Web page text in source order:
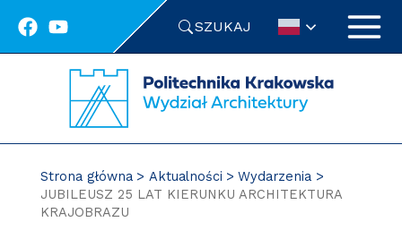
SZUKAJ
Strona główna Aktualności
Wydarzenia
JUBILEUSZ 25 LAT KIERUNKU ARCHITEKTURA
KRAJOBRAZU